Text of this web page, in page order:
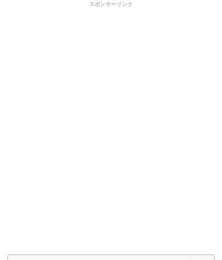
スポンサーリンク